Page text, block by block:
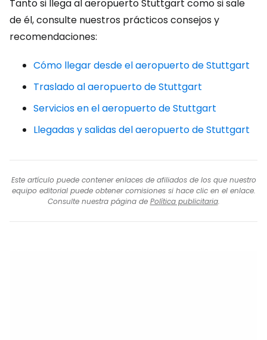
Tanto si llega al aeropuerto Stuttgart como si sale
de él, consulte nuestros prácticos consejos y
recomendaciones:
Cómo llegar desde el aeropuerto de Stuttgart
Traslado al aeropuerto de Stuttgart
Servicios en el aeropuerto de Stuttgart
Llegadas y salidas del aeropuerto de Stuttgart
Este artículo puede contener enlaces de afiliados de los que nuestro
equipo editorial puede obtener comisiones si hace clic en el enlace.
Consulte nuestra página de Política publicitaria.